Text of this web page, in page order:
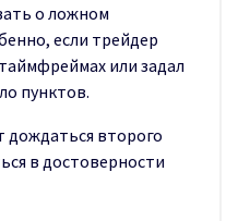
о ложном
если трейдер
или задал
пунктов.
второго
в достоверности